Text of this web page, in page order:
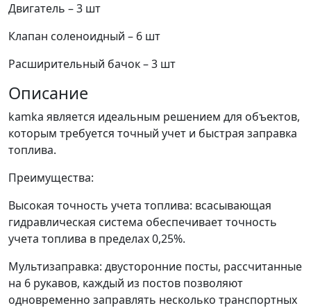
Двигатель – 3 шт
Клапан соленоидный – 6 шт
Расширительный бачок – 3 шт
Описание
kamka является идеальным решением для объектов,
которым требуется точный учет и быстрая заправка
топлива.
Преимущества:
Высокая точность учета топлива: всасывающая
гидравлическая система обеспечивает точность
учета топлива в пределах 0,25%.
Мультизаправка: двусторонние посты, рассчитанные
на 6 рукавов, каждый из постов позволяют
одновременно заправлять несколько транспортных